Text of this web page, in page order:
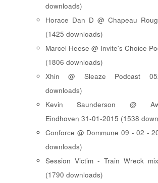
downloads)
Horace Dan D @ Chapeau
(1425 downloads)
Marcel Heese @ Invite's Choice
(1806 downloads)
Xhin @ Sleaze Podcast
downloads)
Kevin Saunderson @
Eindhoven 31-01-2015 (1538
Conforce @ Dommune 09 - 02 -
downloads)
Session Victim - Train Wreck
(1790 downloads)